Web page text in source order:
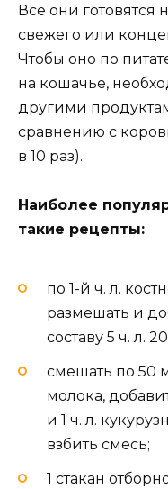
Все они готовятся
свежего или
Чтобы оно по
на кошачье,
другими
сравнению с
в 10 раз).
Наиболее
такие рецепты:
по 1-й ч. л.
размешать и
составу 5 ч. л.
смешать по 50
молока,
и 1 ч. л.
взбить смесь;
1 стакан